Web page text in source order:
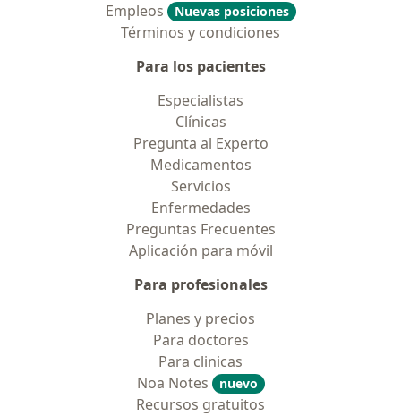
Empleos
Nuevas posiciones
Términos y condiciones
Para los pacientes
Especialistas
Clínicas
Pregunta al Experto
Medicamentos
Servicios
Enfermedades
Preguntas Frecuentes
Aplicación para móvil
Para profesionales
Planes y precios
Para doctores
Para clinicas
Noa Notes
nuevo
Recursos gratuitos